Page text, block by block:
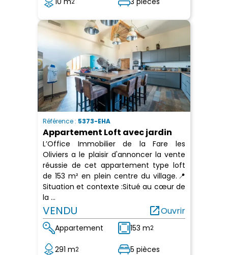
Référence : 5373-EHA
Appartement Loft avec jardin
L’Office Immobilier de la Fare les
Oliviers a le plaisir d'annoncer la vente
réussie de cet appartement type loft
de 153 m² en plein centre du village.📍
Situation et contexte :Situé au cœur de
la ...
VENDU open_in_newOuvrir
Appartement 153 m2
291 m2 5 pièces